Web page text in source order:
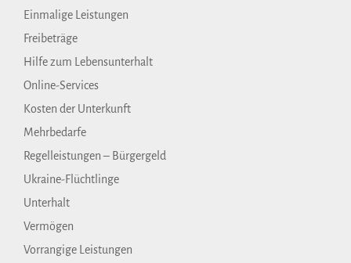
Einmalige Leistungen
Freibeträge
Hilfe zum Lebensunterhalt
Online-Services
Kosten der Unterkunft
Mehrbedarfe
Regelleistungen – Bürgergeld
Ukraine-Flüchtlinge
Unterhalt
Vermögen
Vorrangige Leistungen